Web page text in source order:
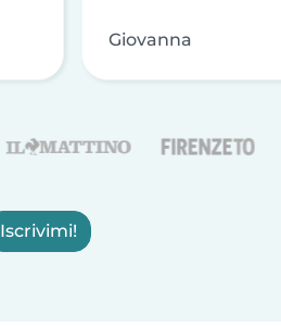
Giovanna
Iscrivimi!